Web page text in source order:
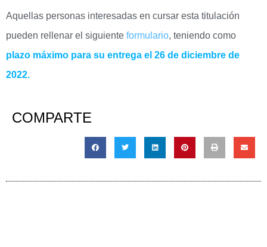
Aquellas personas interesadas en cursar esta titulación
pueden rellenar el siguiente formulario, teniendo como
plazo máximo para su entrega el 26 de diciembre de
2022.
COMPARTE